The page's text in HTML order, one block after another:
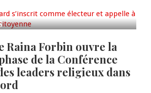
Raina Forbin ouvre la
de la Conférence
leaders religieux dans